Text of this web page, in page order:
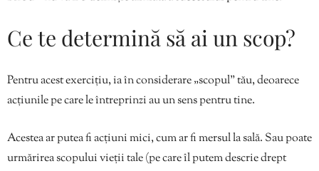
Ce te determină să ai un scop?
Pentru acest exercițiu, ia în considerare „scopul” tău, deoarece
acțiunile pe care le întreprinzi au un sens pentru tine.
Acestea ar putea fi acțiuni mici, cum ar fi mersul la sală. Sau poate
urmărirea scopului vieții tale (pe care îl putem descrie drept